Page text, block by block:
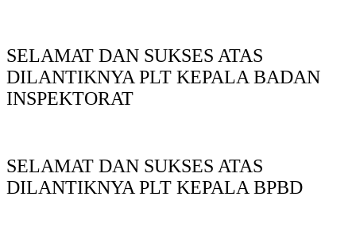
SELAMAT DAN SUKSES ATAS
DILANTIKNYA PLT KEPALA BADAN
INSPEKTORAT
SELAMAT DAN SUKSES ATAS
DILANTIKNYA PLT KEPALA BPBD